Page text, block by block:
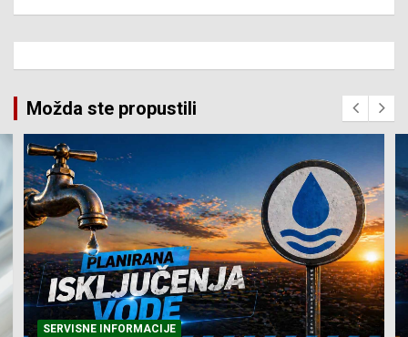
Možda ste propustili
SERVISNE INFORMACIJE